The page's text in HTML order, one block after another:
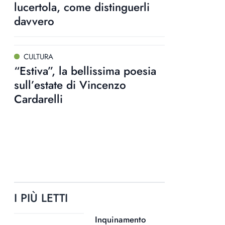
lucertola, come distinguerli
davvero
CULTURA
“Estiva”, la bellissima poesia
sull’estate di Vincenzo
Cardarelli
I PIÙ LETTI
Inquinamento